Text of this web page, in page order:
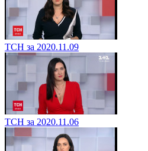
ТСН за 2020.11.09
ТСН за 2020.11.06